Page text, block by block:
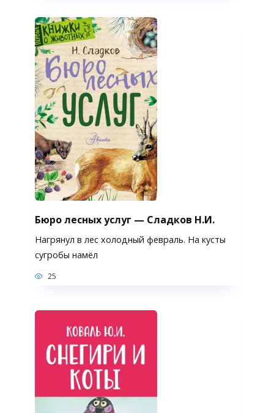
Бюро лесных услуг — Сладков Н.И.
Нагрянул в лес холодный февраль. На кусты
сугробы намёл
25